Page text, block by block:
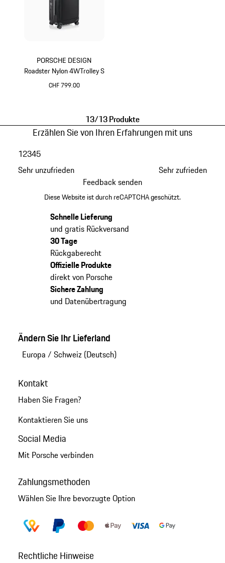
PORSCHE DESIGN
Roadster Nylon 4WTrolley S
CHF 799.00
13/13 Produkte
Erzählen Sie von Ihren Erfahrungen mit uns
Sehr unzufrieden
12345
Sehr zufrieden
Feedback senden
Diese Website ist durch reCAPTCHA geschützt.
Schnelle Lieferung
und gratis Rückversand
30 Tage
Rückgaberecht
Offizielle Produkte
direkt von Porsche
Sichere Zahlung
und Datenübertragung
Ändern Sie Ihr Lieferland
Europa / Schweiz (Deutsch)
Kontakt
Haben Sie Fragen?
Kontaktieren Sie uns
Social Media
Mit Porsche verbinden
Zahlungsmethoden
Wählen Sie Ihre bevorzugte Option
Rechtliche Hinweise